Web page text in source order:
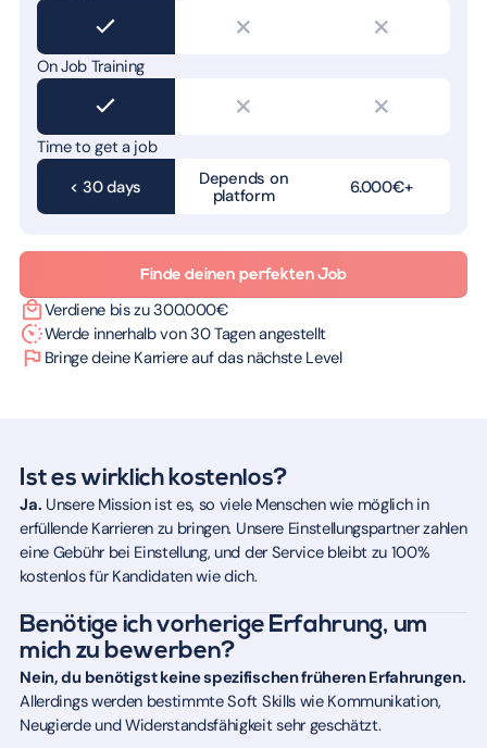
On Job Training
Time to get a job
< 30 days
Depends on
platform
6.000€+
Finde deinen perfekten Job
Verdiene bis zu 300.000€
Werde innerhalb von 30 Tagen angestellt
Bringe deine Karriere auf das nächste Level
Ist es wirklich kostenlos?
Ja. Unsere Mission ist es, so viele Menschen wie möglich in
erfüllende Karrieren zu bringen. Unsere Einstellungspartner zahlen
eine Gebühr bei Einstellung, und der Service bleibt zu 100%
kostenlos für Kandidaten wie dich.
Benötige ich vorherige Erfahrung, um
mich zu bewerben?
Nein, du benötigst keine spezifischen früheren Erfahrungen.
Allerdings werden bestimmte Soft Skills wie Kommunikation,
Neugierde und Widerstandsfähigkeit sehr geschätzt.